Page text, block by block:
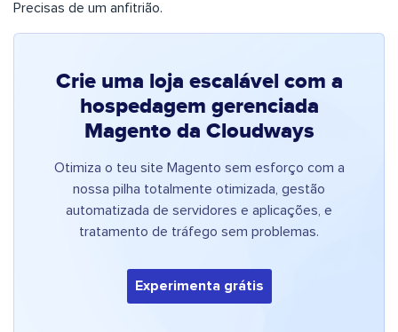
Precisas de um anfitrião.
Crie uma loja escalável com a
hospedagem gerenciada
Magento da Cloudways
Otimiza o teu site Magento sem esforço com a
nossa pilha totalmente otimizada, gestão
automatizada de servidores e aplicações, e
tratamento de tráfego sem problemas.
Experimenta grátis